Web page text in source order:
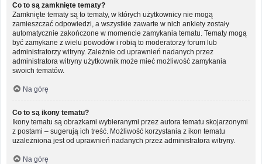
Co to są zamknięte tematy?
Zamknięte tematy są to tematy, w których użytkownicy nie mogą
zamieszczać odpowiedzi, a wszystkie zawarte w nich ankiety zostały
automatycznie zakończone w momencie zamykania tematu. Tematy mogą
być zamykane z wielu powodów i robią to moderatorzy forum lub
administratorzy witryny. Zależnie od uprawnień nadanych przez
administratora witryny użytkownik może mieć możliwość zamykania
swoich tematów.
Na górę
Co to są ikony tematu?
Ikony tematu są obrazkami wybieranymi przez autora tematu skojarzonymi
z postami – sugerują ich treść. Możliwość korzystania z ikon tematu
uzależniona jest od uprawnień nadanych przez administratora witryny.
Na górę